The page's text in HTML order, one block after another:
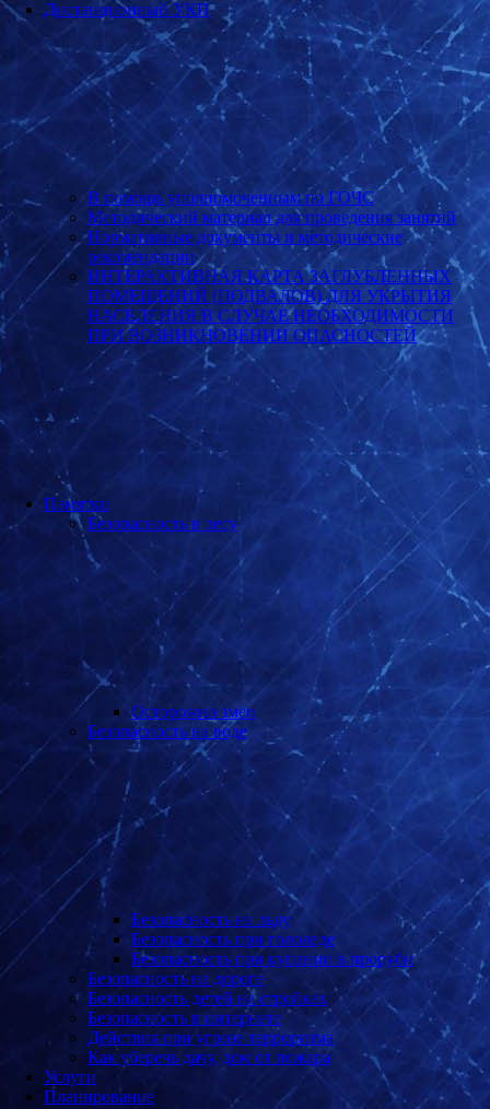
Дистанционный УКП
В помощь уполномоченным по ГОЧС
Методический материал для проведения занятий
Нормативные документы и методические
рекомендации
ИНТЕРАКТИВНАЯ КАРТА ЗАГЛУБЛЕННЫХ
ПОМЕЩЕНИЙ (ПОДВАЛОВ) ДЛЯ УКРЫТИЯ
НАСЕЛЕНИЯ В СЛУЧАЕ НЕОБХОДИМОСТИ
ПРИ ВОЗНИКНОВЕНИИ ОПАСНОСТЕЙ
Памятки
Безопасность в лесу
Осторожно змеи
Безопасность на воде
Безопасность на льду
Безопасность при гололеде
Безопасность при купании в проруби
Безопасность на дороге
Безопасность детей на стройках
Безопасность в интернете
Действия при угрозе терроризма
Как уберечь дачу, дом от пожара
Услуги
Планирование